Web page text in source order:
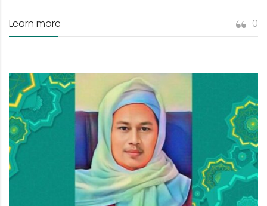
Learn more 0